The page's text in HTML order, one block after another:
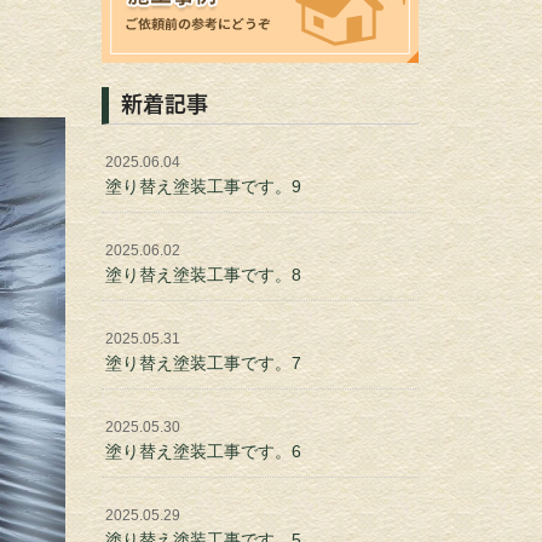
新着記事
2025.06.04
塗り替え塗装工事です。9
2025.06.02
塗り替え塗装工事です。8
2025.05.31
塗り替え塗装工事です。7
2025.05.30
塗り替え塗装工事です。6
2025.05.29